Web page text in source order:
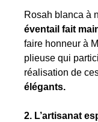
Rosah blanca à
éventail fait
faire honneur à
plieuse qui
réalisation de
élégants.
2. L’artisanat